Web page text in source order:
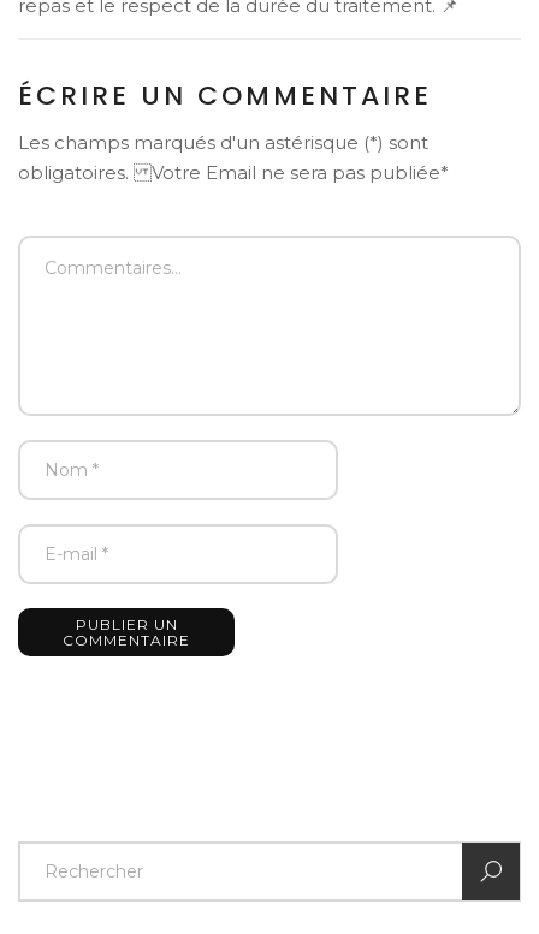
repas et le respect de la durée du traitement. 📌
ÉCRIRE UN COMMENTAIRE
Les champs marqués d'un astérisque (*) sont
obligatoires. Votre Email ne sera pas publiée*
PUBLIER UN
COMMENTAIRE